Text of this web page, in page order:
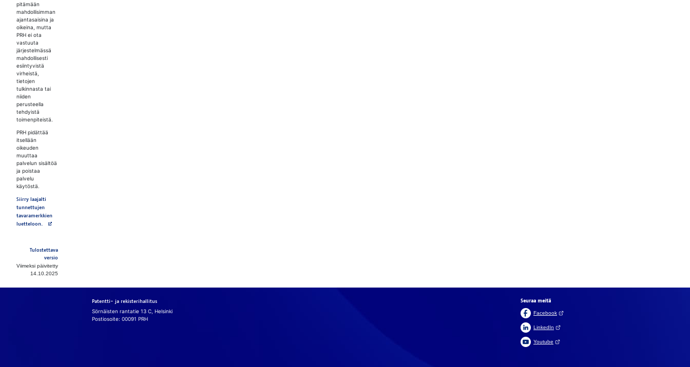
pitämään
mahdollisimman
ajantasaisina ja
oikeina, mutta
PRH ei ota
vastuuta
järjestelmässä
mahdollisesti
esiintyvistä
virheistä,
tietojen
tulkinnasta tai
niiden
perusteella
tehdyistä
toimenpiteistä.
PRH pidättää
itsellään
oikeuden
muuttaa
palvelun sisältöä
ja poistaa
palvelu
käytöstä.
Siirry laajalti
tunnettujen
tavaramerkkien
luetteloon.
Avautuu uuteen välilehteen
Tulostettava
versio
Viimeksi päivitetty
14.10.2025
Patentti- ja rekisterihallitus
Sörnäisten rantatie 13 C, Helsinki
Postiosoite: 00091 PRH
Seuraa meitä
Facebook(Avautuu uuteen välilehteen)
LinkedIn (Avautuu uuteen välilehteen)
Youtube (Avautuu uuteen välilehteen)